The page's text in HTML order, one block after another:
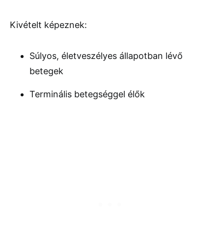
Kivételt képeznek:
Súlyos, életveszélyes állapotban lévő
betegek
Terminális betegséggel élők